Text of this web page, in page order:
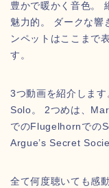
豊かで暖かく音色。
魅力的。 ダークな響
ンペットはここまで
す。
3つ動画を紹介しま
Solo。 2つめは、
でのFlugelhornでの
Argue’s Secret
全て何度聴いても感